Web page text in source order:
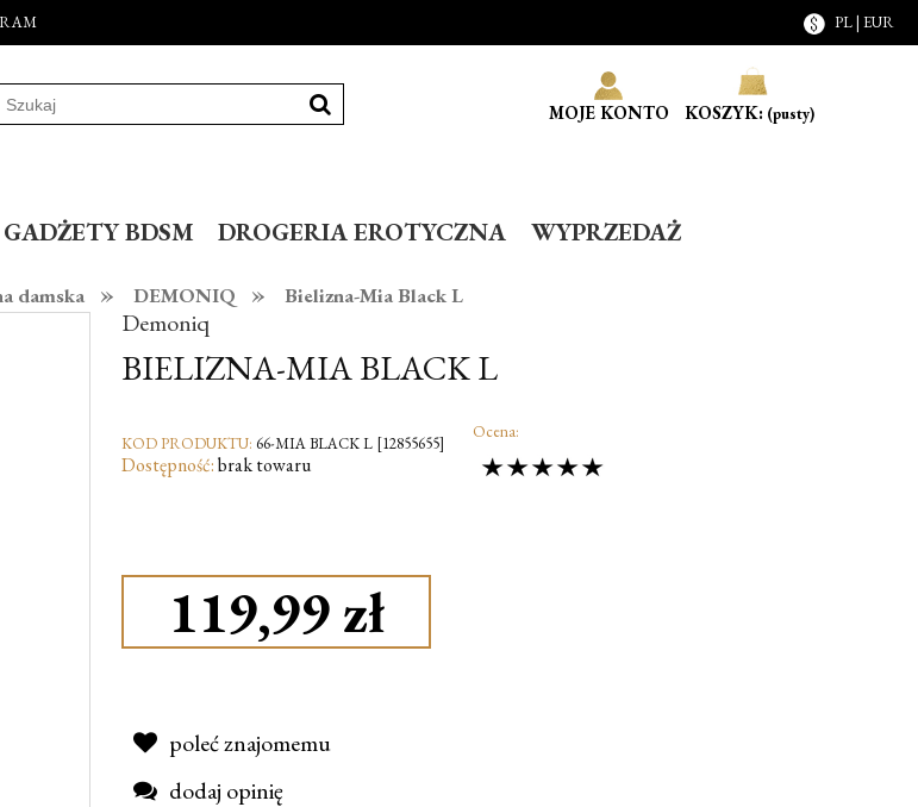
MOJE KONTO KOSZYK: (pusty)
GADŻETY BDSM DROGERIA EROTYCZNA
WYPRZEDAŻ
damska » DEMONIQ » Bielizna-Mia Black L
PL | EUR
Demoniq
BIELIZNA-MIA BLACK L
KOD PRODUKTU: 66-MIA BLACK L [12855655]
Dostępność:brak towaru
Ocena:
119,99 zł
poleć znajomemu
dodaj opinię